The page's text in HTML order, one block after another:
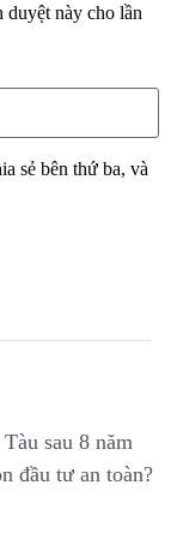
này cho lần
sẻ bên thứ ba, và
sau 8 năm
đầu tư an toàn?